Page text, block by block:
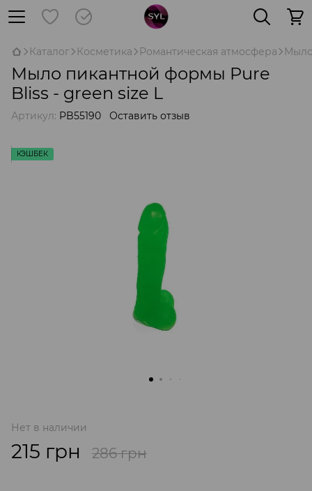
Каталог Косметика Романтическая атмосфера
Мыло пикантной формы Pure
Bliss - green size L
Артикул: PB55190 Оставить отзыв
КЭШБЕК
Нет в наличии
215 грн 286 грн